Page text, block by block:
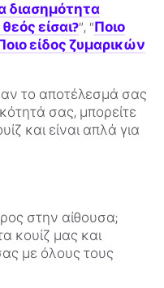
διασημότητα
είσαι?”, “Ποιο
είδος ζυμαρικών
αν το αποτέλεσμά σας
σας, μπορείτε
και είναι απλά για
στην αίθουσα;
κουίζ μας και
με όλους τους